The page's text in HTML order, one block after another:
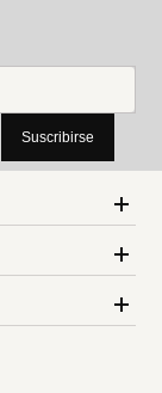
Suscribirse